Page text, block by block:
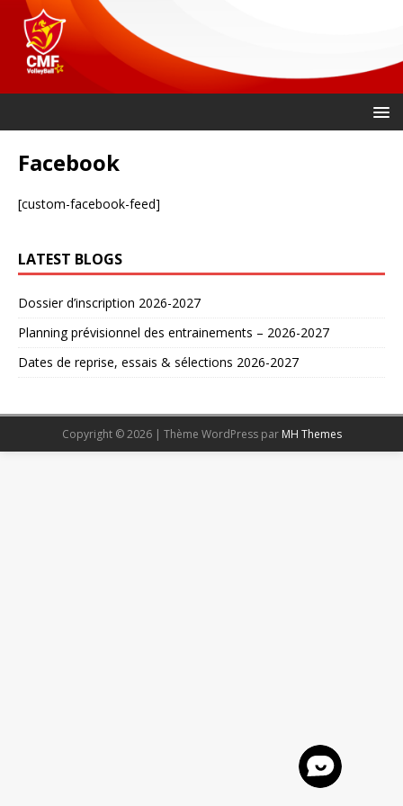
Facebook
[custom-facebook-feed]
LATEST BLOGS
Dossier d’inscription 2026-2027
Planning prévisionnel des entrainements – 2026-2027
Dates de reprise, essais & sélections 2026-2027
Copyright © 2026 | Thème WordPress par MH Themes